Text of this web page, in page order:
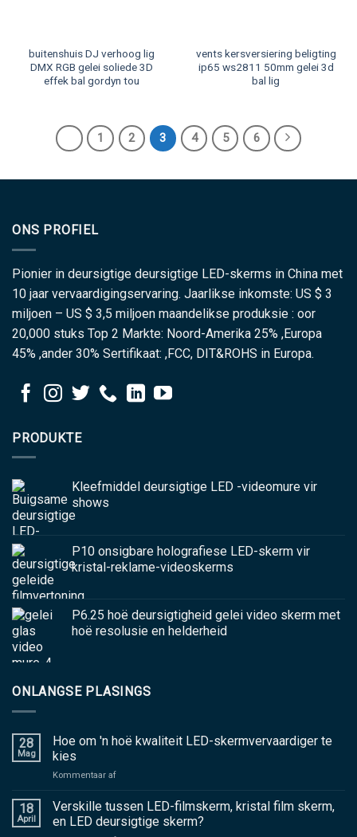
buitenshuis DJ verhoog lig
DMX RGB gelei soliede 3D
effek bal gordyn tou
vents kersversiering beligting
ip65 ws2811 50mm gelei 3d
bal lig
1 2 3 4 5 6
ONS PROFIEL
Pionier in deursigtige deursigtige LED-skerms in China met
10 jaar vervaardigingservaring. Jaarlikse inkomste: US $ 3
miljoen – US $ 3,5 miljoen maandelikse produksie : oor
20,000 stuks Top 2 Markte: Noord-Amerika 25% ,Europa
45% ,ander 30% Sertifikaat: ,FCC, DIT&ROHS in Europa.
PRODUKTE
Kleefmiddel deursigtige LED -videomure vir
shows
P10 onsigbare holografiese LED-skerm vir
kristal-reklame-videoskerms
P6.25 hoë deursigtigheid gelei video skerm met
hoë resolusie en helderheid
ONLANGSE PLASINGS
28
Mag
Hoe om 'n hoë kwaliteit LED-skermvervaardiger te
kies
Kommentaar afaan
om
hoë
18
April
Verskille tussen LED-filmskerm, kristal film skerm,
en LED deursigtige skerm?